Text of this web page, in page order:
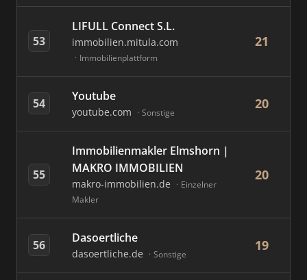
53
LIFULL Connect S.L.
immobilien.mitula.com
Immobilienplattform
21
54 Youtube
youtube.com Sonstige
20
55
Immobilienmakler Elmshorn |
MAKRO IMMOBILIEN
makro-immobilien.de
Einzelner
Makler
20
56 Dasoertliche
dasoertliche.de Sonstige
19